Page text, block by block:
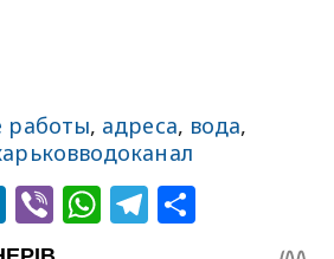
работы, адреса, вода,
LinkedIn
ViberWhatsApp
Telegram